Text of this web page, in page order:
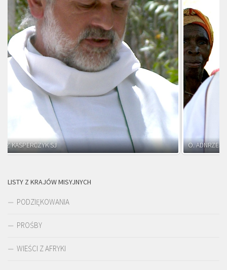
O. ADNRZEJ LEŚNIARA SJ
LISTY Z KRAJÓW MISYJNYCH
PODZIĘKOWANIA
PROŚBY
WIEŚCI Z AFRYKI